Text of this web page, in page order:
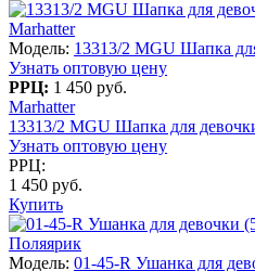
Marhatter
Модель: 13313/2 MGU Шапка
Узнать оптовую цену
РРЦ: 1 450 руб.
Marhatter
13313/2 MGU Шапка для
Узнать оптовую цену
РРЦ:
1 450 руб.
Купить
Поляярик
Модель: 01-45-R Ушанка для